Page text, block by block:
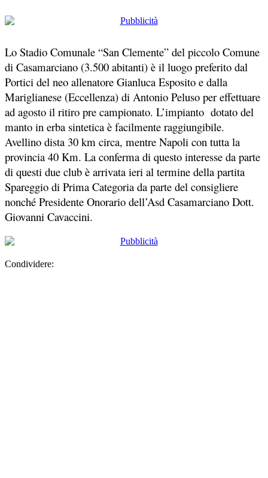
Lo Stadio Comunale “San Clemente” del piccolo Comune
di Casamarciano (3.500 abitanti) è il luogo preferito dal
Portici del neo allenatore Gianluca Esposito e dalla
Mariglianese (Eccellenza) di Antonio Peluso per effettuare
ad agosto il ritiro pre campionato. L’impianto dotato del
manto in erba sintetica è facilmente raggiungibile.
Avellino dista 30 km circa, mentre Napoli con tutta la
provincia 40 Km. La conferma di questo interesse da parte
di questi due club è arrivata ieri al termine della partita
Spareggio di Prima Categoria da parte del consigliere
nonché Presidente Onorario dell’Asd Casamarciano Dott.
Giovanni Cavaccini.
Condividere: